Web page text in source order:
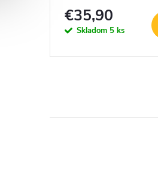
€35,90
Skladom 5 ks